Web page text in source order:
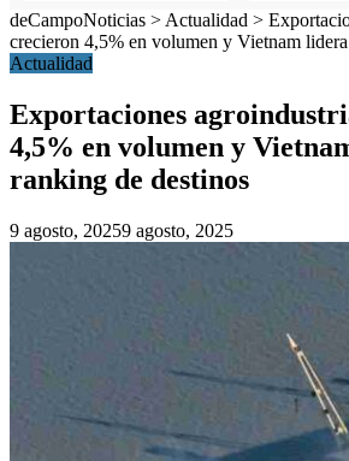
deCampoNoticias > Actualidad >
crecieron 4,5% en volumen y Vietnam
Actualidad
Exportaciones
4,5% en volumen y
ranking de destinos
9 agosto, 20259 agosto, 2025